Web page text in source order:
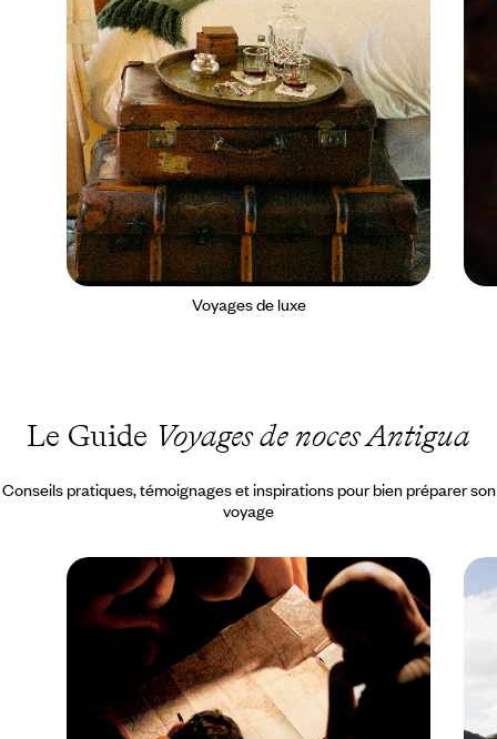
Voyages de luxe
Le Guide Voyages de noces Antigua
Conseils pratiques, témoignages et inspirations pour bien préparer son
voyage